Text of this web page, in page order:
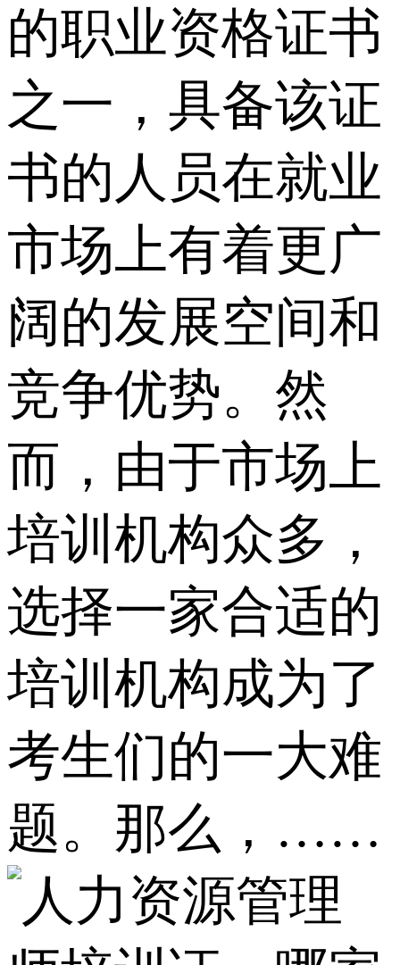
的职业资格证书
之一，具备该证
书的人员在就业
市场上有着更广
阔的发展空间和
竞争优势。然
而，由于市场上
培训机构众多，
选择一家合适的
培训机构成为了
考生们的一大难
题。那么，……